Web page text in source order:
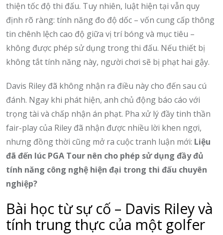
thiện tốc độ thi đấu. Tuy nhiên, luật hiện tại vẫn quy
định rõ ràng: tính năng đo độ dốc – vốn cung cấp thông
tin chênh lệch cao độ giữa vị trí bóng và mục tiêu –
không được phép sử dụng trong thi đấu. Nếu thiết bị
không tắt tính năng này, người chơi sẽ bị phạt hai gậy.
Davis Riley đã không nhận ra điều này cho đến sau cú
đánh. Ngay khi phát hiện, anh chủ động báo cáo với
trọng tài và chấp nhận án phạt. Pha xử lý đầy tinh thần
fair-play của Riley đã nhận được nhiều lời khen ngợi,
nhưng đồng thời cũng mở ra cuộc tranh luận mới: Liệu
đã đến lúc PGA Tour nên cho phép sử dụng đầy đủ
tính năng công nghệ hiện đại trong thi đấu chuyên
nghiệp?
Bài học từ sự cố – Davis Riley và
tính trung thực của một golfer